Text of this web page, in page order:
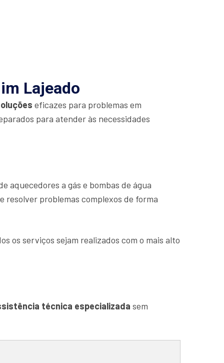
Lajeado
eficazes para problemas em
para atender às necessidades
aquecedores a gás e bombas de água
problemas complexos de forma
os serviços sejam realizados com o mais alto
técnica especializada sem